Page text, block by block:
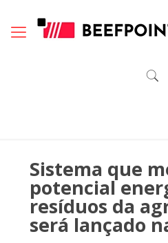
Sistema que
potencial
resíduos da
será lançado